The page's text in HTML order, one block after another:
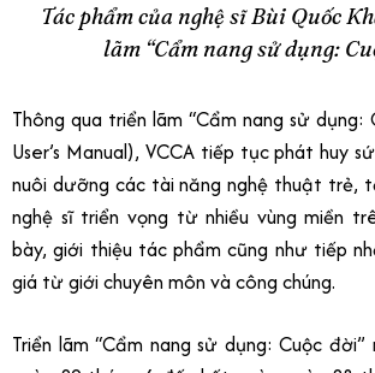
Tác phẩm của nghệ sĩ Bùi Quốc
lãm “Cẩm nang sử dụng:
Thông qua triển lãm “Cẩm nang sử
User’s Manual), VCCA tiếp tục phát huy
nuôi dưỡng các tài năng nghệ thuật trẻ,
nghệ sĩ triển vọng từ nhiều vùng miền
bày, giới thiệu tác phẩm cũng như tiếp
giá từ giới chuyên môn và công chúng.
Triển lãm “Cẩm nang sử dụng: Cuộc